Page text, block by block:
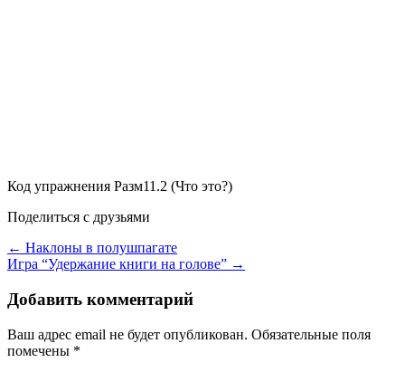
Код упражнения Разм11.2 (Что это?)
Поделиться с друзьями
← Наклоны в полушпагате
Игра “Удержание книги на голове” →
Добавить комментарий
Ваш адрес email не будет опубликован. Обязательные поля
помечены *